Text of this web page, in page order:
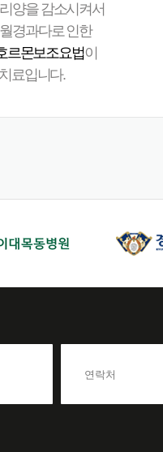
양을 감소시켜서
경과다로 인한
르몬보조요법이
료입니다.